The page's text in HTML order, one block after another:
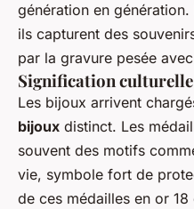
génération en génération.
ils capturent des
par la gravure pesée
Signification
Les bijoux arrivent
bijoux distinct. Les
souvent des motifs
vie, symbole fort de
de ces médailles en or